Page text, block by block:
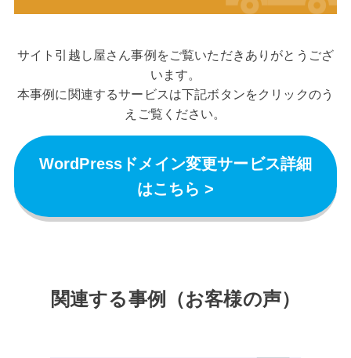
サイト引越し屋さん事例をご覧いただきありがとうござ
います。
本事例に関連するサービスは下記ボタンをクリックのう
えご覧ください。
WordPressドメイン変更サービス詳細
はこちら >
関連する事例（お客様の声）